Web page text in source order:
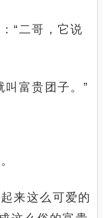
“二哥，它说
叫富贵团子。”
来这么可爱的